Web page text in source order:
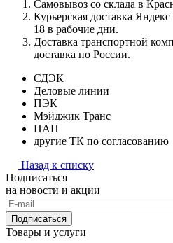
Самовывоз со склада в
Курьерская доставка
18 в рабочие дни.
Доставка транспортной
доставка по России.
СДЭК
Деловые линии
ПЭК
Мэйджик Транс
ЦАП
другие ТК по согласованию
Назад к списку
Подписаться
на новости и акции
Подписаться
Товары и услуги